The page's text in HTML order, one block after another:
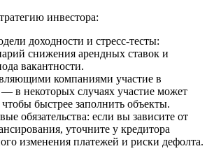
инвестора:
доходности и стресс-тесты:
снижения арендных ставок и
вакантности.
компаниями участие в
в некоторых случаях участие может
быстрее заполнить объекты.
обязательства: если вы зависите от
уточните у кредитора
изменения платежей и риски дефолта.